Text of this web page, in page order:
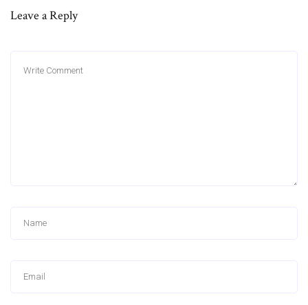
Leave a Reply